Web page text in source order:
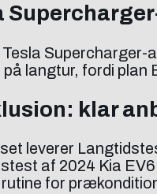
Tesla
på langtur, fordi plan
klar
leverer
af 2024 Kia
for